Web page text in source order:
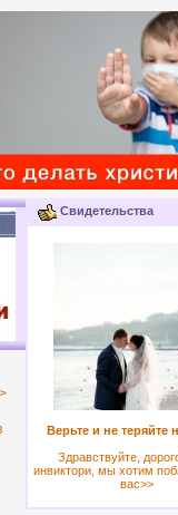
Свидетельства
Верьте и не теряйте
Здравствуйте,
инвиктори, мы хотим
вас>>